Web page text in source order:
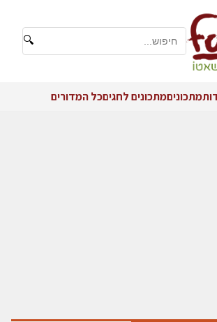
🔍
מתכוניםמתכונים לחגיםכל המדורים